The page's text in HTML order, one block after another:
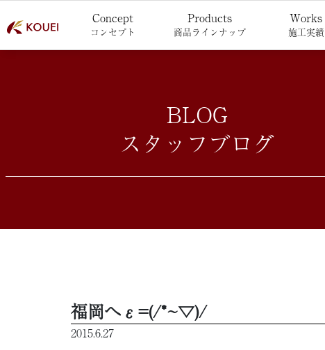
Concept
コンセプト
Products
商品ラインナップ
Works
施工実績
BLOG
スタッフブログ
福岡へε=(/*~▽)/
2015.6.27